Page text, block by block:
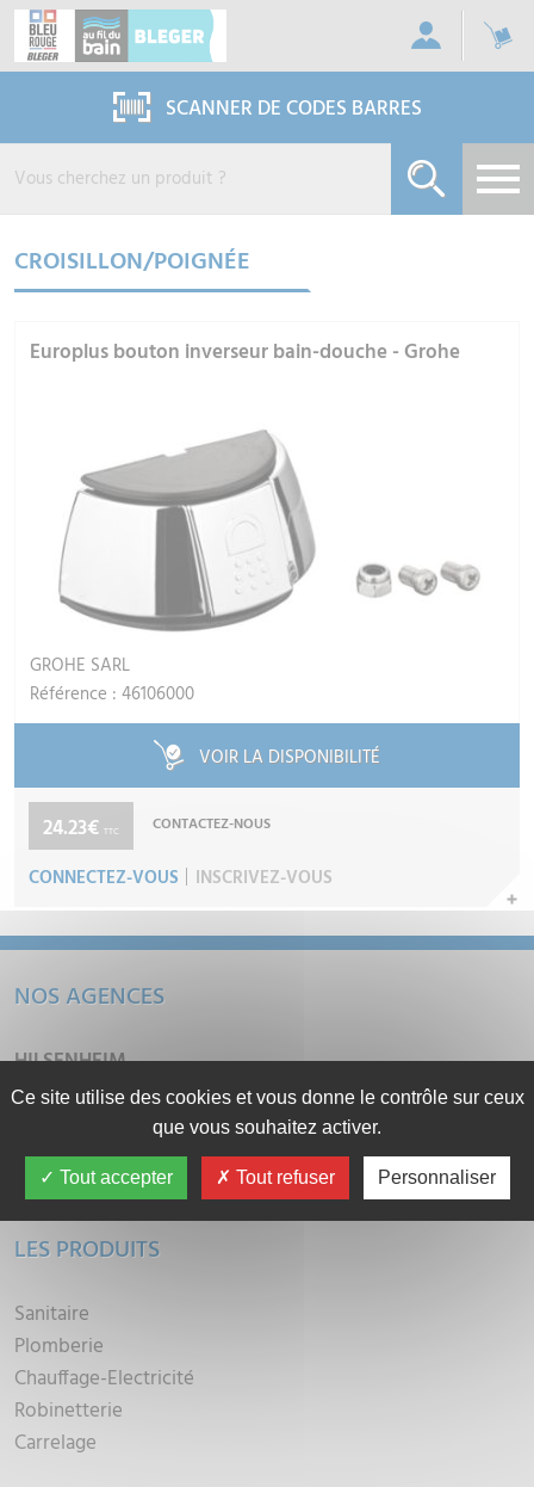
SCANNER DE CODES BARRES
CROISILLON/POIGNÉE
Europlus bouton inverseur bain-douche - Grohe
GROHE SARL
Référence : 46106000
VOIR LA DISPONIBILITÉ
24.23€ TTC CONTACTEZ-NOUS
CONNECTEZ-VOUS INSCRIVEZ-VOUS
NOS AGENCES
HILSENHEIM
SÉLESTAT
CONTACTEZ-NOUS
LES PRODUITS
Sanitaire
Plomberie
Chauffage-Electricité
Robinetterie
Carrelage
Panneau de gestion des cookies
Ce site utilise des cookies et vous donne le contrôle sur ceux
que vous souhaitez activer.
Tout accepter Tout refuser Personnaliser